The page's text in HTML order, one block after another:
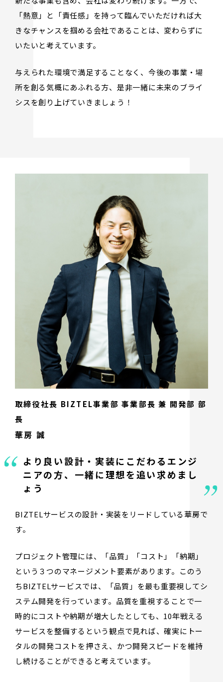
「熱意」と「責任感」を持って臨んでいただければ大
きなチャンスを掴める会社であることは、変わらずに
いたいと考えています。
与えられた環境で満足することなく、今後の事業・場
所を創る気概にあふれる方、是非一緒に未来のブライ
シスを創り上げていきましょう！
取締役社長 BIZTEL事業部 事業部長 兼 開発部 部
長
華房 誠
より良い設計・実装にこだわる エンジ
ニアの方、 一緒に理想を追い求めまし
ょう
BIZTELサービスの設計・実装をリードしている華房で
す。
プロジェクト管理には、「品質」「コスト」「納期」
という３つのマネージメント要素があります。このう
ちBIZTELサービスでは、「品質」を最も重要視してシ
ステム開発を行っています。品質を重視することで一
時的にコストや納期が増大したとしても、10年戦える
サービスを整備するという観点で見れば、確実にトー
タルの開発コストを押さえ、かつ開発スピードを維持
し続けることができると考えています。